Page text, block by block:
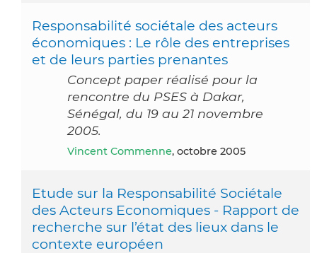
Responsabilité sociétale des acteurs
économiques : Le rôle des entreprises
et de leurs parties prenantes
Concept paper réalisé pour la
rencontre du PSES à Dakar,
Sénégal, du 19 au 21 novembre
2005.
Vincent Commenne, octobre 2005
Etude sur la Responsabilité Sociétale
des Acteurs Economiques - Rapport de
recherche sur l’état des lieux dans le
contexte européen